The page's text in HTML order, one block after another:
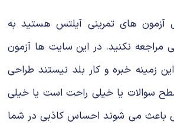
آزمون های تمرینی آیلتس هستید به
نکنید. در این سایت ها آزمون
زمینه خبره و کار بلد نیستند طراحی
سوالات یا خیلی راحت است یا خیلی
باعث می شوند احساس کاذبی در شما